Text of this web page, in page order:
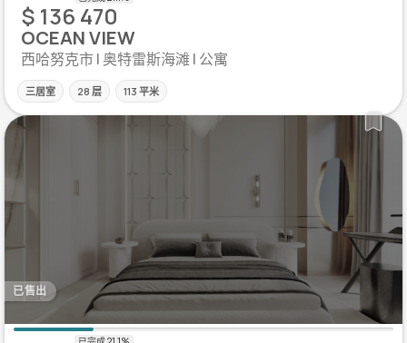
$ 136 470
OCEAN VIEW
西哈努克市 | 奥特雷斯海滩 | 公寓
三居室 28 层 113 平米
已售出